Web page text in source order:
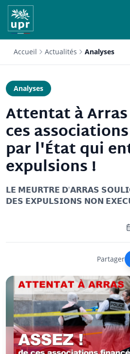
Accueil Actualités Analyses
Analyses
Attentat à Arras
ces
par l'État qui
expulsions !
𝗟𝗘 𝗠𝗘𝗨𝗥𝗧𝗥𝗘 𝗗'𝗔𝗥𝗥𝗔𝗦
𝗗𝗘𝗦 𝗘𝗫𝗣𝗨𝗟𝗦𝗜𝗢𝗡𝗦 𝗡𝗢𝗡
Partager